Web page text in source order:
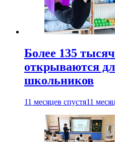
Более 135
открываются
школьников
11 месяцев спустя11